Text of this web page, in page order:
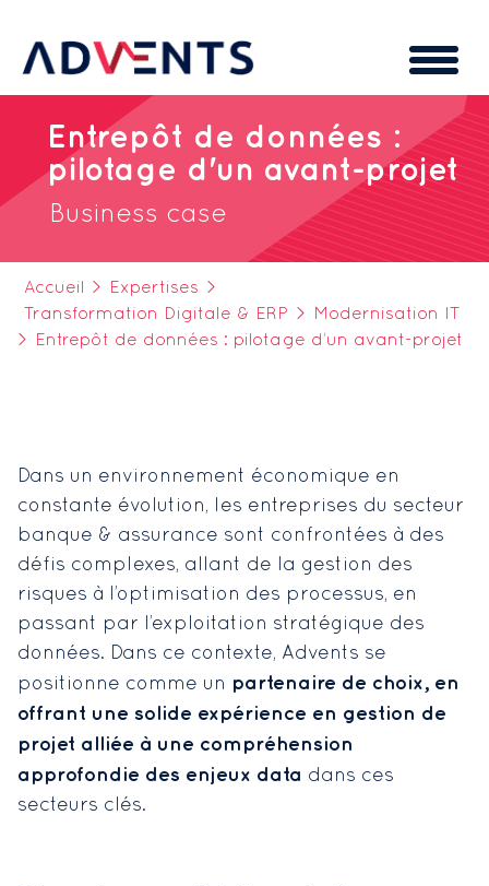
Entrepôt de données :
pilotage d'un avant-projet
Business case
Accueil > Expertises
>
Transformation Digitale & ERP
>
Modernisation IT
>
Entrepôt de données : pilotage d’un avant-projet
Dans un environnement économique en
constante évolution, les entreprises du secteur
banque & assurance sont confrontées à des
défis complexes, allant de la gestion des
risques à l’optimisation des processus, en
passant par l’exploitation stratégique des
données. Dans ce contexte, Advents se
positionne comme un partenaire de choix, en
offrant une solide expérience en gestion de
projet alliée à une compréhension
approfondie des enjeux data dans ces
secteurs clés.